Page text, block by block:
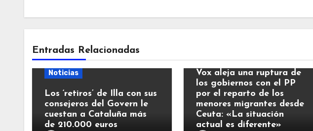
Entradas Relacionadas
Noticias
Los ‘retiros’ de Illa con sus
consejeros del Govern le
cuestan a Cataluña más
de 210.000 euros
Vox aleja una ruptura de
los gobiernos con el PP
por el reparto de los
menores migrantes desde
Ceuta: «La situación
actual es diferente»